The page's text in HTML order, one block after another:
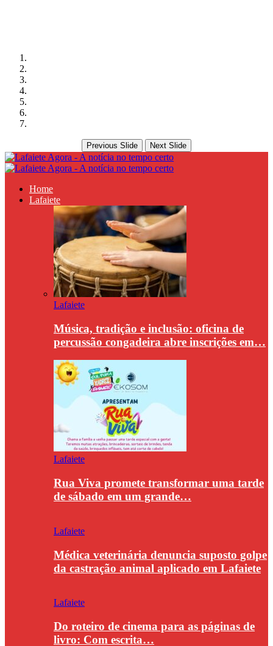
Previous Slide Next Slide
Home
Lafaiete
Lafaiete
Música, tradição e inclusão: oficina de
percussão congadeira abre inscrições em…
Lafaiete
Rua Viva promete transformar uma tarde
de sábado em um grande…
Lafaiete
Médica veterinária denuncia suposto golpe
da castração animal aplicado em Lafaiete
Lafaiete
Do roteiro de cinema para as páginas de
livro: Com escrita…